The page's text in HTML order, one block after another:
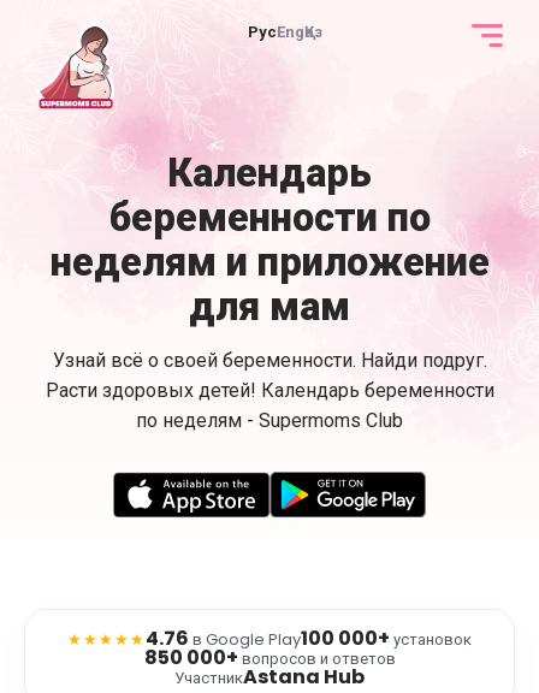
РусEngҚаз
Календарь
беременности по
неделям и приложение
для мам
Узнай всё о своей беременности. Найди подруг.
Расти здоровых детей! Календарь беременности
по неделям - Supermoms Club
★★★★★4.76 в Google Play100 000+ установок
850 000+ вопросов и ответов
УчастникAstana Hub